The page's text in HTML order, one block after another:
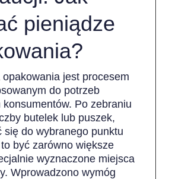
pieniądze
jest procesem
do potrzeb
konsumentów. Po zebraniu
butelek lub puszek,
się do wybranego punktu
być zarówno większe
wyznaczone miejsca
Wprowadzono wymóg